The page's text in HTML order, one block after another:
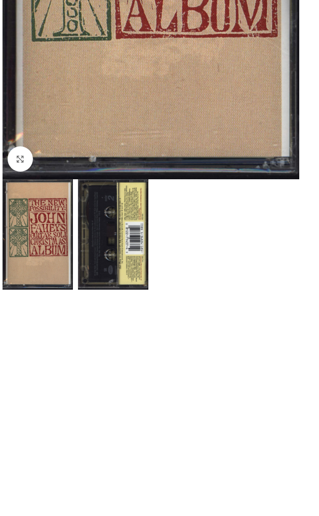
Klick zum Vergrößern